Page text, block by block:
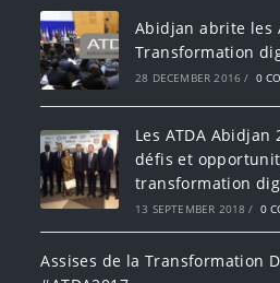
Abidjan abrite les
Transformation
28 DECEMBER 2016 / 0
Les ATDA
défis et
transformation
13 SEPTEMBER 2018 / 0
Assises de la Transformation